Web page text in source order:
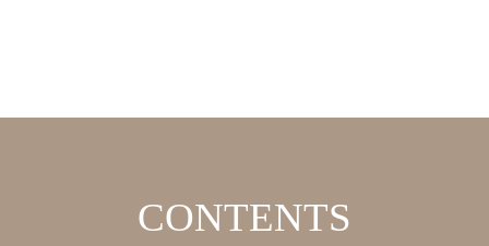
CONTENTS